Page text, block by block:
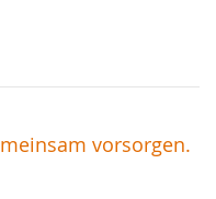
vorsorgen.